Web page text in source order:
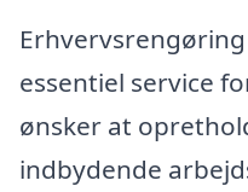
essentiel service
ønsker at
indbydende